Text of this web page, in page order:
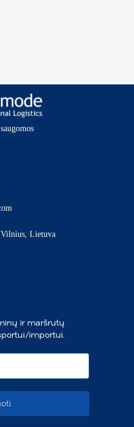
Lietuva
ir maršrutų
importui.